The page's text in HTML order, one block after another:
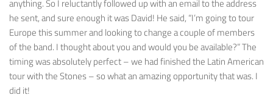
anything. So I reluctantly followed up with an email to the address
he sent, and sure enough it was David! He said, “I’m going to tour
Europe this summer and looking to change a couple of members
of the band. I thought about you and would you be available?” The
timing was absolutely perfect – we had finished the Latin American
tour with the Stones – so what an amazing opportunity that was. I
did it!